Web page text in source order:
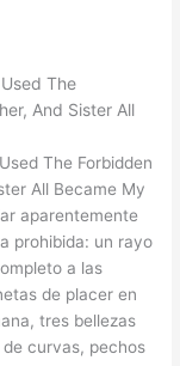
The
And Sister All
The Forbidden
All Became My
aparentemente
prohibida: un rayo
a las
de placer en
tres bellezas
curvas, pechos